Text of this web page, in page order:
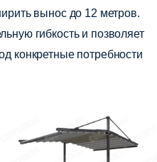
вынос до 12 метров.
гибкость и позволяет
конкретные потребности